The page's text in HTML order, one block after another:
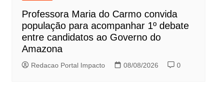
Professora Maria do Carmo convida
população para acompanhar 1º debate
entre candidatos ao Governo do
Amazona
Redacao Portal Impacto 08/08/2026 0